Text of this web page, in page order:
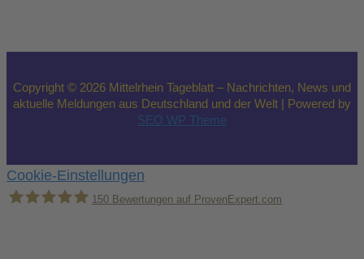
Copyright © 2026 Mittelrhein Tageblatt – Nachrichten, News und
aktuelle Meldungen aus Deutschland und der Welt | Powered by
SEO WP Theme
Cookie-Einstellungen
150 Bewertungen auf ProvenExpert.com